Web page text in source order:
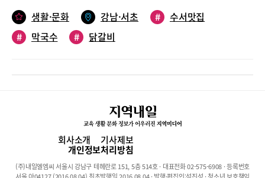
제 즉석양념 꽃생왕갈비’는 ‘가원‘의 특제 소스를 살짝 입혀 고소한
풍미를 느낄 수 있고, ‘수제 숙성양념 소왕갈비’는 3일간의 숙성을
통해 부드럽고 연한 맛을 선사한다. 국내산 ‘수제 양념 돼지생갈
합리적인 가격으로 제공함은 물론 손님 한 분 한 분을 귀하게 여기
고 정성을 다해 모시겠다”고 다짐한다. 소갈비뿐 아니라 국내산 돼
지생갈비와 생목살을 과일· 야채로 만든 소스에 3일간 재워 숙성시
킨 ‘수제 양념 돼지생갈비(260g/29,000원)’도 인기 만점. 이러한 세
트 메뉴에는 갓 지은 솥밥과 70% 메밀 반죽을 사용해 직접 뽑은 평
로워 가족이나 친지, 지인들의 모임 장소로 제격이다.착한 가격과
맛있고 소박한 메뉴‘봉평막국수‧숯불닭갈비’는 3년 전 수서제이스
프라자 상가 2층에 새로운 터전을 마련했다. 2층이어선지 채광이
군 묘가 눈앞에 펼쳐진다. 아래층에서는 볼 수 없는 광경이어서 ‘이
곳이 정말 강남인가!’ 싶을 정도로 새삼 놀라게 된다. 작은 주전자에
물대신 나오는 면수(면 삶은 물)도 특이하다. 숭늉처럼 따끈하고 구
수해 자꾸만 손이 간다.참숯 향기 그윽한 춘천닭갈비 이곳의 대표
메뉴는 상호 그대로 메밀막국수(8,000원)와 닭갈비(1인분/13,000
원)다. 이외에도 들깨옹심이칼국수, 왕만두, 잎새만두, 메밀전병, 치
생활·문화 강남·서초 #
수서맛집
#
막국수 # 닭갈비
회사소개 기사제보
개인정보처리방침
(주)내일엘엠씨 서울시 강남구 테헤란로 151, 5층 514호 · 대표전화 02-575-6908 · 등록번호